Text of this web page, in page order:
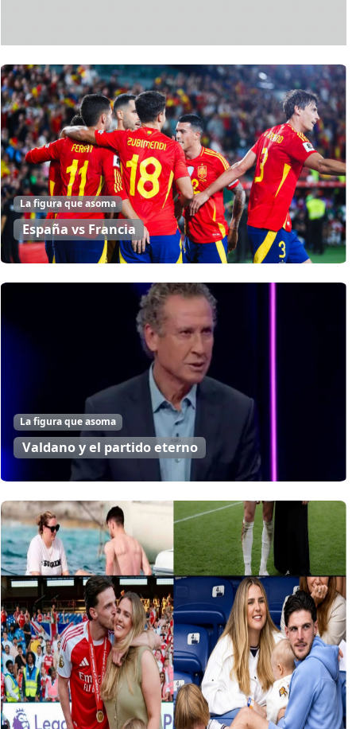
La figura que asoma
España vs Francia
La figura que asoma
Valdano y el partido eterno